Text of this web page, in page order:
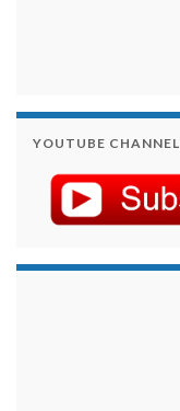
YOUTUBE CHANNEL